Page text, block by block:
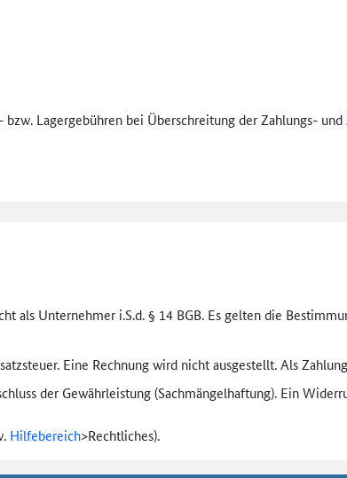
Lagergebühren bei Überschreitung der Zahlungs-
als Unternehmer i.S.d. § 14 BGB. Es gelten die
Eine Rechnung wird nicht ausgestellt. Als
der Gewährleistung (Sachmängel­haftung). Ein
Hilfebereich>Rechtliches).